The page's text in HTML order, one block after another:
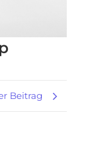
Beitrag